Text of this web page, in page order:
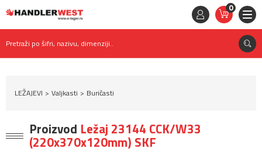
0
STAVKE
0,
RSD
Pretraži po šifri, nazivu, dimenziji..
LEŽAJEVI Valjkasti Buričasti
Proizvod Ležaj 23144 CCK/W33
(220x370x120mm) SKF